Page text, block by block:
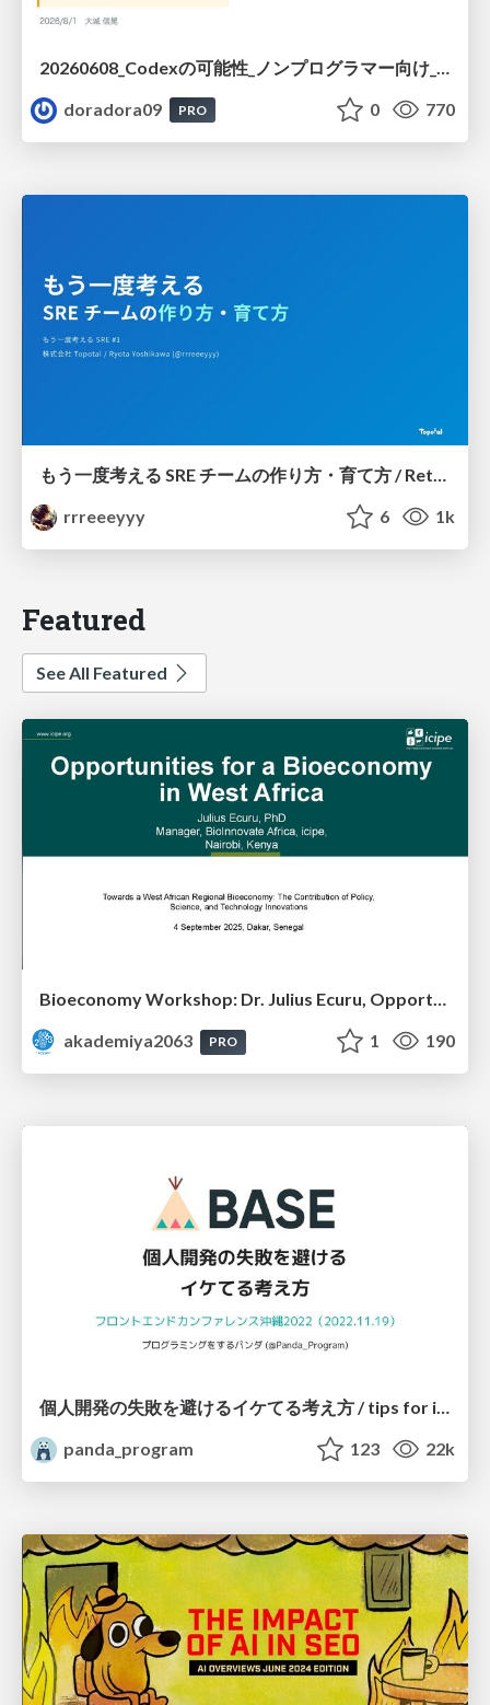
doradora09
PRO 0 770
もう一度考える SRE チームの作り方・育て方 / Rethinking SRE #1: Building and Growing SRE Teams
rrreeeyyy
6 1k
Featured
See All Featured
Bioeconomy Workshop: Dr. Julius Ecuru, Opportunities for a Bioeconomy in West Africa
akademiya2063
PRO 1 190
個人開発の失敗を避けるイケてる考え方 / tips for indie hackers
panda_program
123 22k